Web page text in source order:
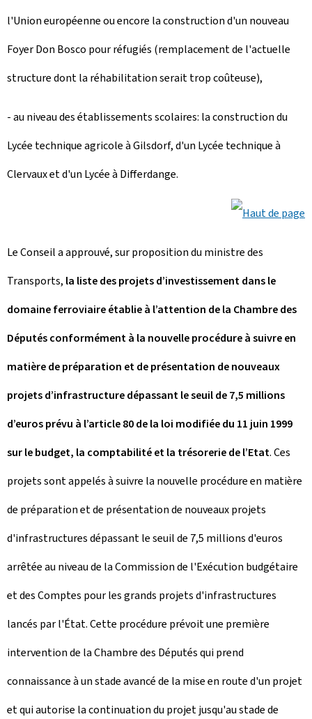
l'Union européenne ou encore la construction d'un nouveau
Foyer Don Bosco pour réfugiés (remplacement de l'actuelle
structure dont la réhabilitation serait trop coûteuse),
- au niveau des établissements scolaires: la construction du
Lycée technique agricole à Gilsdorf, d'un Lycée technique à
Clervaux et d'un Lycée à Differdange.
Le Conseil a approuvé, sur proposition du ministre des
Transports, la liste des projets d’investissement dans le
domaine ferroviaire établie à l’attention de la Chambre des
Députés conformément à la nouvelle procédure à suivre en
matière de préparation et de présentation de nouveaux
projets d’infrastructure dépassant le seuil de 7,5 millions
d’euros prévu à l’article 80 de la loi modifiée du 11 juin 1999
sur le budget, la comptabilité et la trésorerie de l’Etat. Ces
projets sont appelés à suivre la nouvelle procédure en matière
de préparation et de présentation de nouveaux projets
d'infrastructures dépassant le seuil de 7,5 millions d'euros
arrêtée au niveau de la Commission de l'Exécution budgétaire
et des Comptes pour les grands projets d'infrastructures
lancés par l'État. Cette procédure prévoit une première
intervention de la Chambre des Députés qui prend
connaissance à un stade avancé de la mise en route d'un projet
et qui autorise la continuation du projet jusqu'au stade de